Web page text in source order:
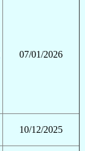
07/01/2026
10/12/2025